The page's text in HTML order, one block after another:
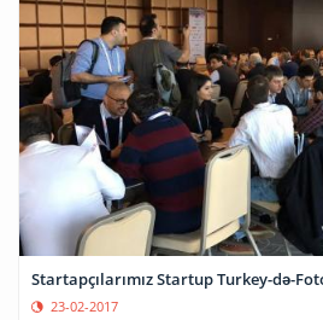
Startapçılarımız Startup Turkey-də-
23-02-2017